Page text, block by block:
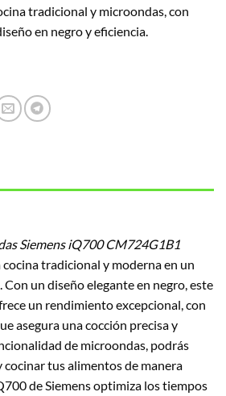
tradicional y microondas, con
en negro y eficiencia.
Siemens iQ700 CM724G1B1
tradicional y moderna en un
un diseño elegante en negro, este
un rendimiento excepcional, con
asegura una cocción precisa y
de microondas, podrás
cocinar tus alimentos de manera
de Siemens optimiza los tiempos